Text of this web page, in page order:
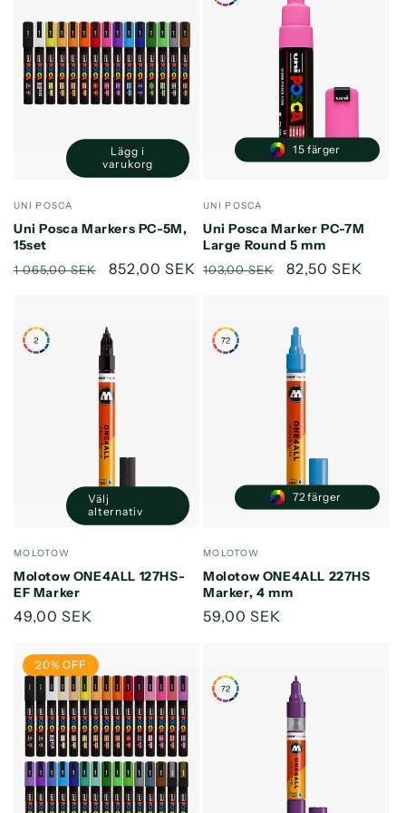
Säljare:
UNI POSCA
Uni Posca Markers PC-5M,
15set
Ordinarie
1 065,00 SEK Försäljningspris
852,00 SEK
Minska
kvantitet
Default
Title
Öka
kvantitet
Title
Lägg i
varukorg
Säljare:
UNI POSCA
Uni Posca Marker PC-7M
Large Round 5 mm
Ordinarie
103,00 SEK 82,50 SEK
15 färger
Säljare:
MOLOTOW
Molotow ONE4ALL 127HS-
EF Marker
Ordinarie
49,00 SEK
Välj
alternativ
Säljare:
MOLOTOW
Molotow ONE4ALL 227HS
Marker, 4 mm
Ordinarie
59,00 SEK
72 färger
20% OFF